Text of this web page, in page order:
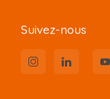
Suivez-nous